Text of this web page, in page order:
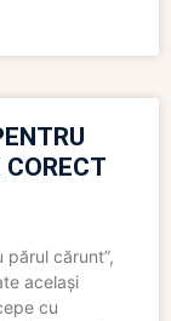
cărunt”,
același
cu